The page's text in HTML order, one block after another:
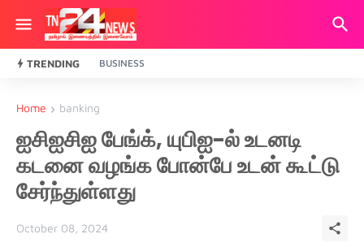
TRENDING BUSINESS
Home banking
ஐசிஐசிஐ பேங்க், யுபிஐ-ல் உடனடி
கடனை வழங்க போன்பே உடன் கூட்டு
சேர்ந்துள்ளது
October 08, 2024